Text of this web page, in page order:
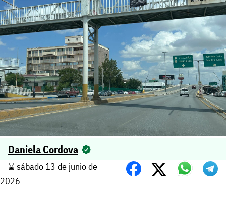
Daniela Cordova
⌛️ sábado 13 de junio de
2026